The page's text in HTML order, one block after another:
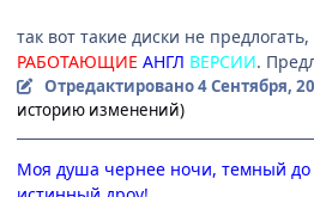
так вот такие диски не
РАБОТАЮЩИЕ АНГЛ ВЕРСИИ.
Отредактировано4 Сентября,
историю изменений)
Моя душа чернее ночи, темный до